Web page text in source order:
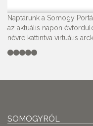
Naptárunk a Somogy
az aktuális napon
névre kattintva virtuális
SOMOGYRÓL